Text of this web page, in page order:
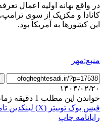
در واقع بهانه اولیه اعمال
کانادا و مکزیک از سوی
این کشورها به آمریکا بود.
منبع:مهر
۱۴۰۴/۰۲/۲۰
خواندن این مطلب 1 دقیقه زمان میبرد
فیس بوک توییتر (X) لینکدین
رایانامه چاپ